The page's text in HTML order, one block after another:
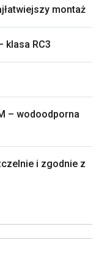
montaż
klasa RC3
– wodoodporna
i zgodnie z